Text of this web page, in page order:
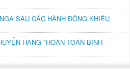
SAU CÁC HÀNH ĐỘNG KHIÊU
HÀNG "HOÀN TOÀN BÌNH